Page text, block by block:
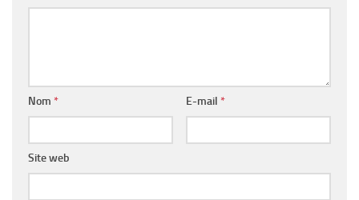
Nom * E-mail *
Site web